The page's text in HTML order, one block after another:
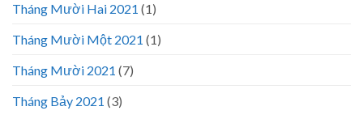
Tháng Mười Hai 2021 (1)
Tháng Mười Một 2021 (1)
Tháng Mười 2021 (7)
Tháng Bảy 2021 (3)